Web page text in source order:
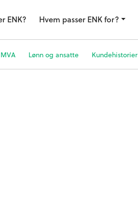
ENK? Hvem passer ENK for?
MVA Lønn og ansatte Kundehistorier